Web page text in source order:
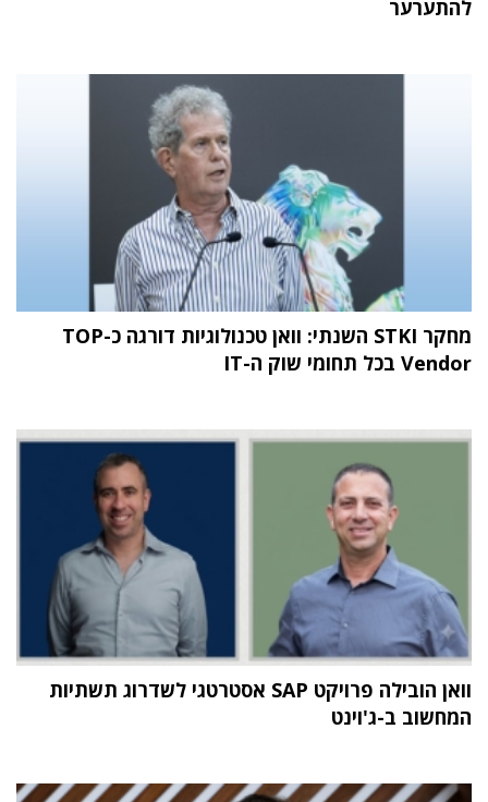
להתערער
מחקר STKI השנתי: וואן טכנולוגיות דורגה כ-TOP
Vendor בכל תחומי שוק ה-IT
וואן הובילה פרויקט SAP אסטרטגי לשדרוג תשתיות
המחשוב ב-ג'וינט